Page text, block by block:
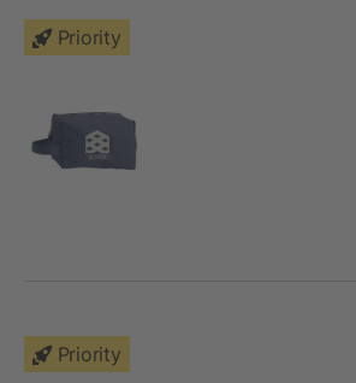
Priority
Priority